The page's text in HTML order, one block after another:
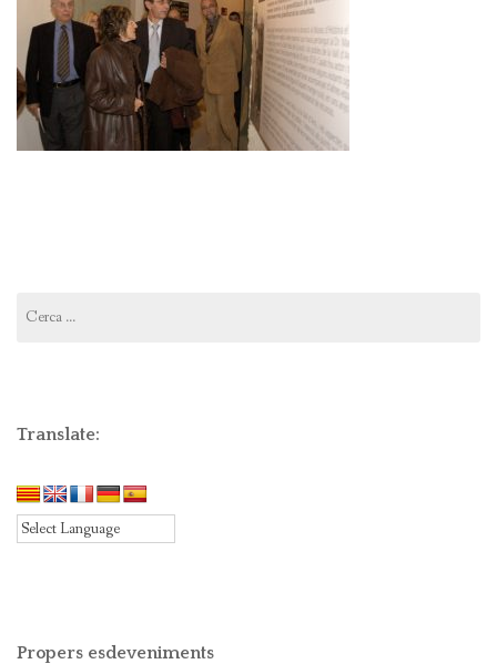
Translate:
Propers esdeveniments